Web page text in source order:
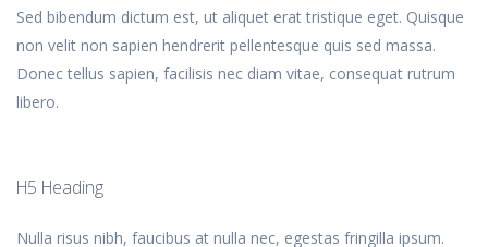
Sed bibendum dictum est, ut aliquet erat tristique eget. Quisque
non velit non sapien hendrerit pellentesque quis sed massa.
Donec tellus sapien, facilisis nec diam vitae, consequat rutrum
libero.
H5 Heading
Nulla risus nibh, faucibus at nulla nec, egestas fringilla ipsum.